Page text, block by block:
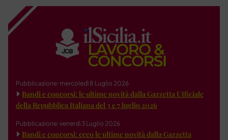
Pubblicazione: mercoledì 8 Luglio 2026
Bandi e concorsi: le ultime novità dalla Gazzetta Ufficiale
della Repubblica Italiana del 3 e 7 luglio 2026
Pubblicazione: venerdì 3 Luglio 2026
Bandi e concorsi: ecco le ultime novità dalla Gazzetta